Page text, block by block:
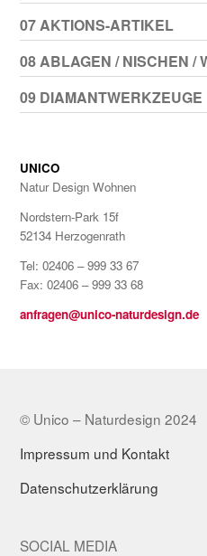
07 AKTIONS-ARTIKEL
08 ABLAGEN / NISCHEN /
09 DIAMANTWERKZEUGE
UNICO
Natur Design Wohnen
Nordstern-Park 15f
52134 Herzogenrath
Tel: 02406 – 999 33 67
Fax: 02406 – 999 33 68
anfragen@unico-naturdesign.de
© Unico – Naturdesign 2024
Impressum und Kontakt
Datenschutzerklärung
SOCIAL MEDIA